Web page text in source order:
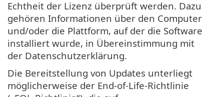
Echtheit der Lizenz überprüft werden. Dazu
gehören Informationen über den Computer
und/oder die Plattform, auf der die Software
installiert wurde, in Übereinstimmung mit
der Datenschutzerklärung.
Die Bereitstellung von Updates unterliegt
möglicherweise der End-of-Life-Richtlinie